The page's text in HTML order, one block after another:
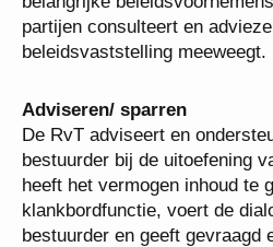
directeur-bestuurder bij
beleidsvoornemens
meeweegt.
Adviseren/ sparren
De RvT adviseert en
bestuurder bij de uitoefening
raad heeft het vermogen